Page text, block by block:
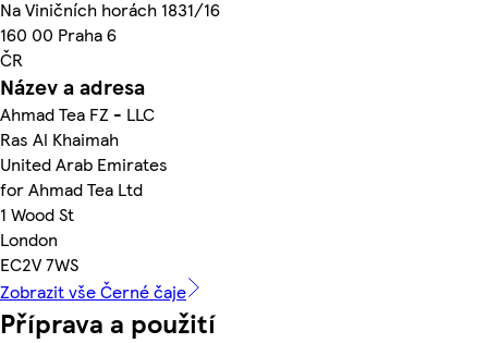
Na Viničních horách 1831/16
160 00 Praha 6
ČR
Název a adresa
Ahmad Tea FZ - LLC
Ras Al Khaimah
United Arab Emirates
for Ahmad Tea Ltd
1 Wood St
London
EC2V 7WS
Zobrazit vše Černé čaje
Příprava a použití